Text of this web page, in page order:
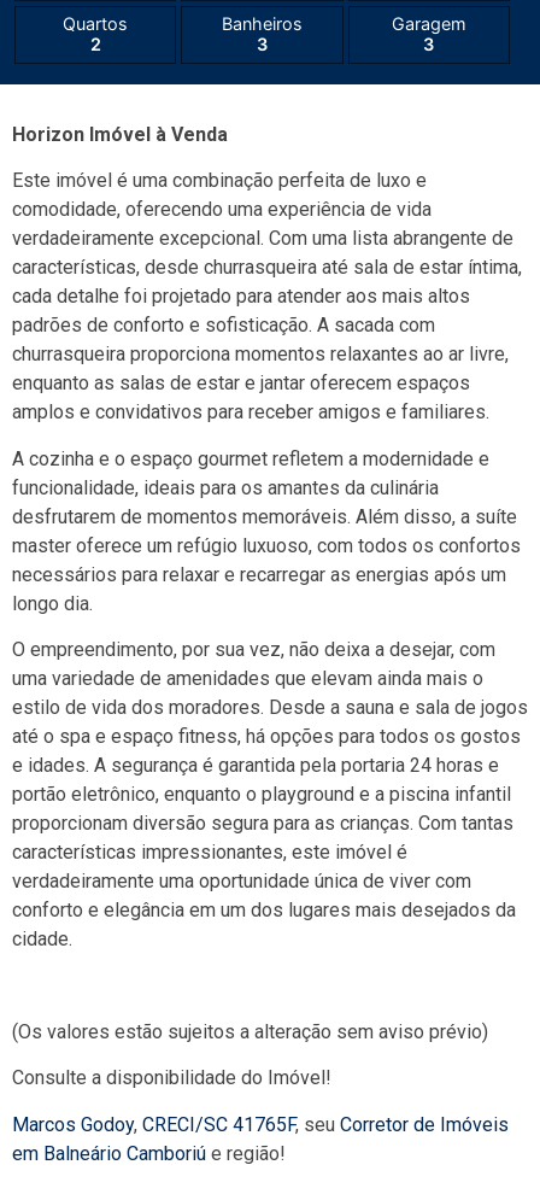
Quartos
2
Banheiros
3
Garagem
3
Horizon Imóvel à Venda
Este imóvel é uma combinação perfeita de luxo e
comodidade, oferecendo uma experiência de vida
verdadeiramente excepcional. Com uma lista abrangente de
características, desde churrasqueira até sala de estar íntima,
cada detalhe foi projetado para atender aos mais altos
padrões de conforto e sofisticação. A sacada com
churrasqueira proporciona momentos relaxantes ao ar livre,
enquanto as salas de estar e jantar oferecem espaços
amplos e convidativos para receber amigos e familiares.
A cozinha e o espaço gourmet refletem a modernidade e
funcionalidade, ideais para os amantes da culinária
desfrutarem de momentos memoráveis. Além disso, a suíte
master oferece um refúgio luxuoso, com todos os confortos
necessários para relaxar e recarregar as energias após um
longo dia.
O empreendimento, por sua vez, não deixa a desejar, com
uma variedade de amenidades que elevam ainda mais o
estilo de vida dos moradores. Desde a sauna e sala de jogos
até o spa e espaço fitness, há opções para todos os gostos
e idades. A segurança é garantida pela portaria 24 horas e
portão eletrônico, enquanto o playground e a piscina infantil
proporcionam diversão segura para as crianças. Com tantas
características impressionantes, este imóvel é
verdadeiramente uma oportunidade única de viver com
conforto e elegância em um dos lugares mais desejados da
cidade.
(Os valores estão sujeitos a alteração sem aviso prévio)
Consulte a disponibilidade do Imóvel!
Marcos Godoy, CRECI/SC 41765F, seu Corretor de Imóveis
em Balneário Camboriú e região!